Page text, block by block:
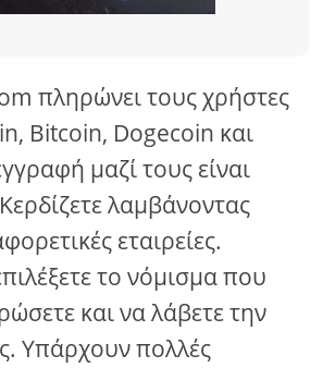
πληρώνει τους χρήστες
Bitcoin, Dogecoin και
μαζί τους είναι
λαμβάνοντας
εταιρείες.
το νόμισμα που
και να λάβετε την
Υπάρχουν πολλές